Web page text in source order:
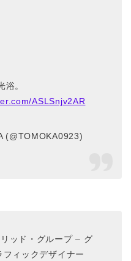
。
ASLSnjv2AR
(@TOMOKA0923)
ッド・グループ – グ
ィックデザイナー